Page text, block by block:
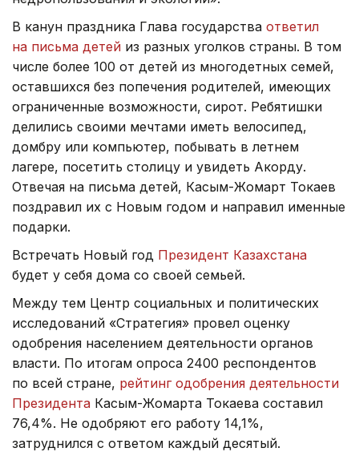
В канун праздника Глава государства ответил
на письма детей из разных уголков страны. В том
числе более 100 от детей из многодетных семей,
оставшихся без попечения родителей, имеющих
ограниченные возможности, сирот. Ребятишки
делились своими мечтами иметь велосипед,
домбру или компьютер, побывать в летнем
лагере, посетить столицу и увидеть Акорду.
Отвечая на письма детей, Касым-Жомарт Токаев
поздравил их с Новым годом и направил именные
подарки.
Встречать Новый год Президент Казахстана
будет у себя дома со своей семьей.
Между тем Центр социальных и политических
исследований «Стратегия» провел оценку
одобрения населением деятельности органов
власти. По итогам опроса 2400 респондентов
по всей стране, рейтинг одобрения деятельности
Президента Касым-Жомарта Токаева составил
76,4%. Не одобряют его работу 14,1%,
затруднился с ответом каждый десятый.